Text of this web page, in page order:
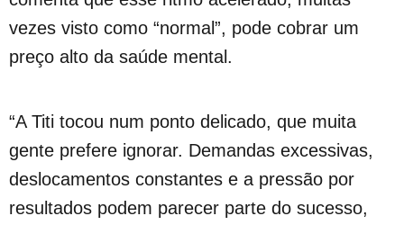
vezes visto como “normal”, pode cobrar um
preço alto da saúde mental.
“A Titi tocou num ponto delicado, que muita
gente prefere ignorar. Demandas excessivas,
deslocamentos constantes e a pressão por
resultados podem parecer parte do sucesso,